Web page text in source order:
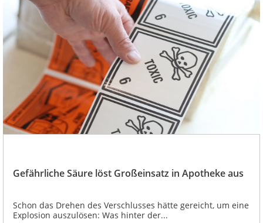
Gefährliche Säure löst Großeinsatz in Apotheke aus
Schon das Drehen des Verschlusses hätte gereicht, um eine
Explosion auszulösen: Was hinter der...